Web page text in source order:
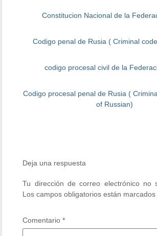
Constitucion Nacional de la
Codigo penal de Rusia ( Criminal
codigo procesal civil de la
Codigo procesal penal de Rusia (
of Russian)
Deja una respuesta
Tu dirección de correo electrónico no
Los campos obligatorios están
Comentario*